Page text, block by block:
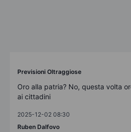
Previsioni Oltraggiose
Oro alla patria? No, questa volta
ai cittadini
2025-12-02 08:30
Ruben Dalfovo